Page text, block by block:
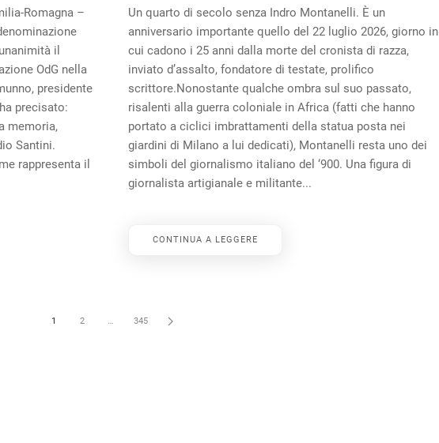
Romagna –
il
OdG nella
presidente
precisato:
memoria,
Santini.
rappresenta il
Un quarto di secolo senza Indro Montanelli. È un
anniversario importante quello del 22 luglio 2026, giorno in
cui cadono i 25 anni dalla morte del cronista di razza,
inviato d’assalto, fondatore di testate, prolifico
scrittore.Nonostante qualche ombra sul suo passato,
risalenti alla guerra coloniale in Africa (fatti che hanno
portato a ciclici imbrattamenti della statua posta nei
giardini di Milano a lui dedicati), Montanelli resta uno dei
simboli del giornalismo italiano del ‘900. Una figura di
giornalista artigianale e militante...
CONTINUA A LEGGERE
1 2 … 345